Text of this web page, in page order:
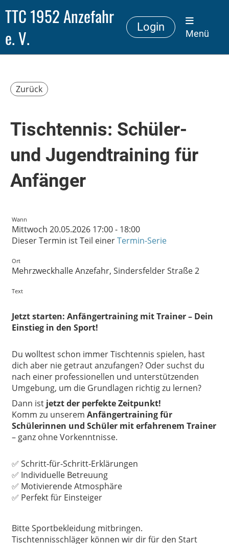
TTC 1952 Anzefahr
e. V.
Login
Menü
Zurück
Tischtennis: Schüler-
und Jugendtraining für
Anfänger
Wann
Mittwoch 20.05.2026 17:00 - 18:00
Dieser Termin ist Teil einerTermin-Serie
Ort
Mehrzweckhalle Anzefahr, Sindersfelder Straße 2
Text
Jetzt starten: Anfängertraining mit Trainer – Dein
Einstieg in den Sport!
Du wolltest schon immer Tischtennis spielen, hast
dich aber nie getraut anzufangen? Oder suchst du
nach einer professionellen und unterstützenden
Umgebung, um die Grundlagen richtig zu lernen?
Dann ist jetzt der perfekte Zeitpunkt!
Komm zu unserem Anfängertraining für
Schülerinnen und Schüler mit erfahrenem Trainer
– ganz ohne Vorkenntnisse.
✅ Schritt-für-Schritt-Erklärungen
✅ Individuelle Betreuung
✅ Motivierende Atmosphäre
✅ Perfekt für Einsteiger
Bitte Sportbekleidung mitbringen.
Tischtennisschläger können wir dir für den Start